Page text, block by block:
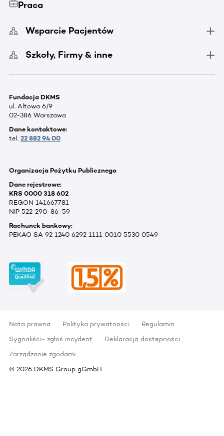
Praca
Wsparcie Pacjentów
Szkoły, Firmy & inne
Fundacja DKMS
ul. Altowa 6/9
02-386 Warszawa
Dane kontaktowe:
tel. 22 882 94 00
Organizacja Pożytku Publicznego
Dane rejestrowe:
KRS 0000 318 602
REGON 141667781
NIP 522-290-86-59
Rachunek bankowy:
PEKAO SA 92 1240 6292 1111 0010 5530 0549
Nota prawna Polityka prywatności
Regulamin
Sygnaliści- zgłoś incydent
Deklaracja dostępności
Zarządzanie zgodami
© 2026 DKMS Group gGmbH